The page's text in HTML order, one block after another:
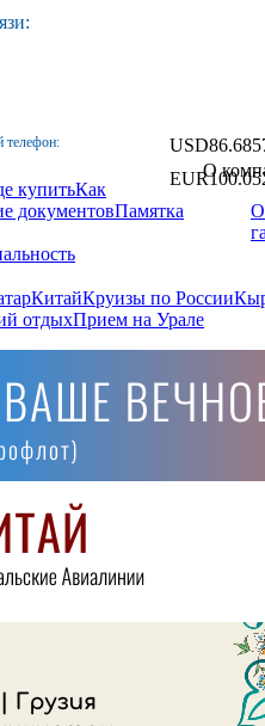
телефон: USD
EUR
купитьКак
документовПамятка
О
О
КитайКруизы по России
отдыхПрием на Урале